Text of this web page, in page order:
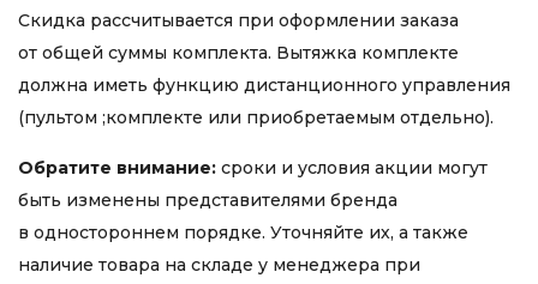
Скидка рассчитывается при оформлении заказа
от общей суммы комплекта. Вытяжка комплекте
должна иметь функцию дистанционного управления
(пультом ;комплекте или приобретаемым отдельно).
Обратите внимание: сроки и условия акции могут
быть изменены представителями бренда
в одностороннем порядке. Уточняйте их, а также
наличие товара на складе у менеджера при